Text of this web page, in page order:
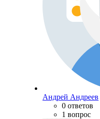
Андрей Андреев
0 ответов
1 вопрос